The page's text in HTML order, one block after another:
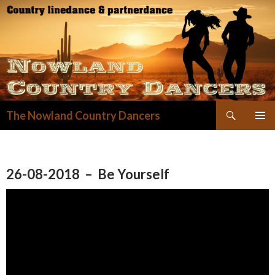
The Nowland Country Dancers
26-08-2018 – Be Yourself